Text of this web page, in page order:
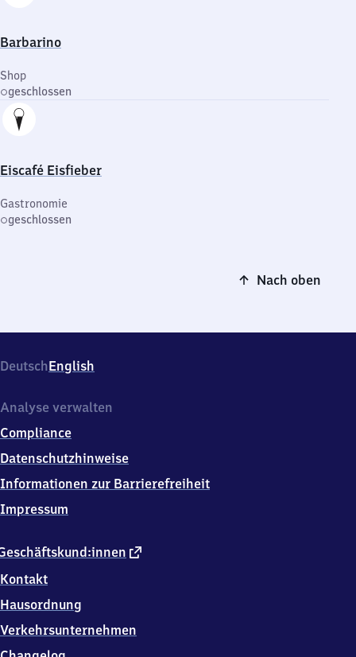
Barbarino
Shop
geschlossen
Eiscafé Eisfieber
Gastronomie
geschlossen
Nach oben
DeutschEnglish
externer
Kontakt
Hausordnung
Verkehrsunternehmen
Analyse verwalten
Compliance
Datenschutzhinweise
Informationen zur Barrierefreiheit
Impressum